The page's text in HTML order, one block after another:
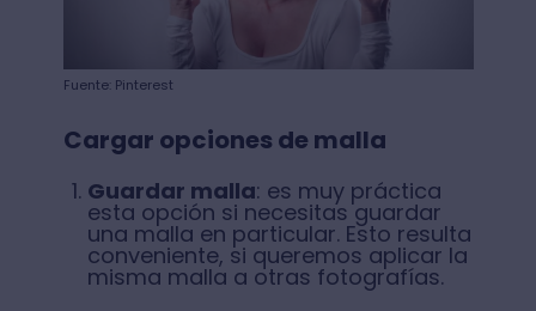
Fuente: Pinterest
Cargar opciones de malla
Guardar malla: es muy práctica
esta opción si necesitas guardar
una malla en particular. Esto resulta
conveniente, si queremos aplicar la
misma malla a otras fotografías.